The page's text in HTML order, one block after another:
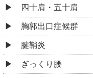
四十肩・五十肩
胸郭出口症候群
腱鞘炎
ぎっくり腰